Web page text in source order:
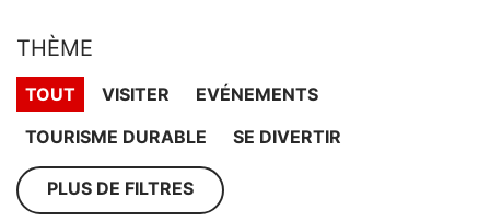
THÈME
TOUT VISITER
EVÉNEMENTS
TOURISME DURABLE
SE DIVERTIR
PLUS DE FILTRES